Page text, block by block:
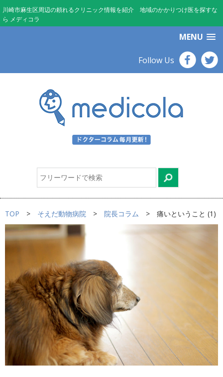
川崎市麻生区周辺の頼れるクリニック情報を紹介 地域のかかりつけ医を探すな
ら メディコラ
MENU
Follow Us
TOP そえだ動物病院 院長コラム 痛いということ (1)